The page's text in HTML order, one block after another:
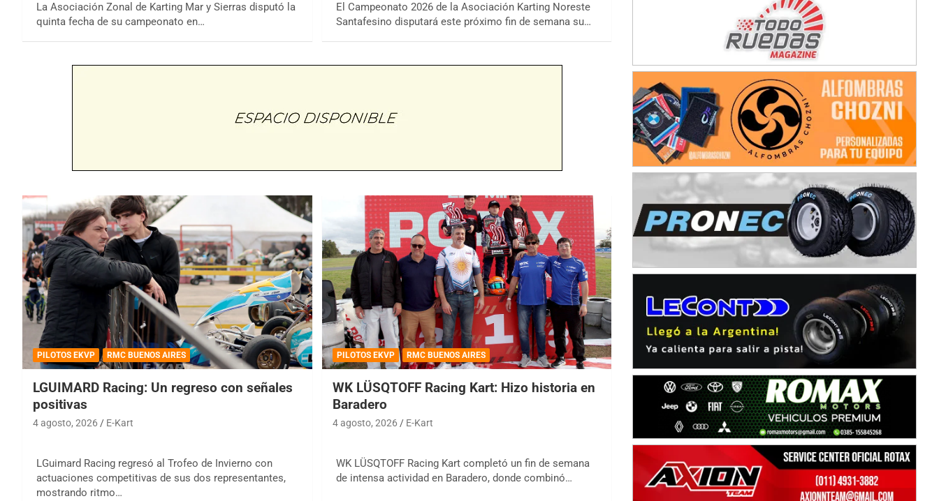
La Asociación Zonal de Karting Mar y Sierras disputó la
quinta fecha de su campeonato en…
El Campeonato 2026 de la Asociación Karting Noreste
Santafesino disputará este próximo fin de semana su…
PILOTOS EKVP RMC BUENOS AIRES
LGUIMARD Racing: Un regreso con señales
positivas
4 agosto, 2026 E-Kart
LGuimard Racing regresó al Trofeo de Invierno con
actuaciones competitivas de sus dos representantes,
mostrando ritmo…
PILOTOS EKVP RMC BUENOS AIRES
WK LÜSQTOFF Racing Kart: Hizo historia en
Baradero
4 agosto, 2026 E-Kart
WK LÜSQTOFF Racing Kart completó un fin de semana
de intensa actividad en Baradero, donde combinó…